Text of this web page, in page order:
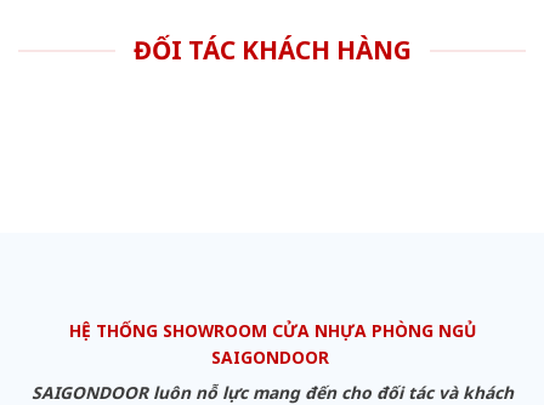
ĐỐI TÁC KHÁCH HÀNG
HỆ THỐNG SHOWROOM CỬA NHỰA PHÒNG NGỦ
SAIGONDOOR
SAIGONDOOR luôn nỗ lực mang đến cho đối tác và khách